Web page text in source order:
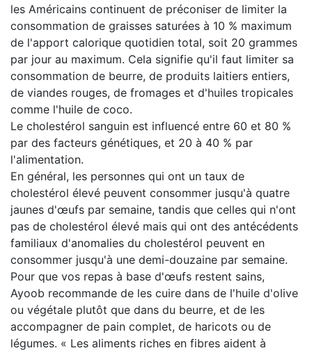
les Américains continuent de préconiser de limiter la
consommation de graisses saturées à 10 % maximum
de l'apport calorique quotidien total, soit 20 grammes
par jour au maximum. Cela signifie qu'il faut limiter sa
consommation de beurre, de produits laitiers entiers,
de viandes rouges, de fromages et d'huiles tropicales
comme l'huile de coco.
Le cholestérol sanguin est influencé entre 60 et 80 %
par des facteurs génétiques, et 20 à 40 % par
l'alimentation.
En général, les personnes qui ont un taux de
cholestérol élevé peuvent consommer jusqu'à quatre
jaunes d'œufs par semaine, tandis que celles qui n'ont
pas de cholestérol élevé mais qui ont des antécédents
familiaux d'anomalies du cholestérol peuvent en
consommer jusqu'à une demi-douzaine par semaine.
Pour que vos repas à base d'œufs restent sains,
Ayoob recommande de les cuire dans de l'huile d'olive
ou végétale plutôt que dans du beurre, et de les
accompagner de pain complet, de haricots ou de
légumes. « Les aliments riches en fibres aident à